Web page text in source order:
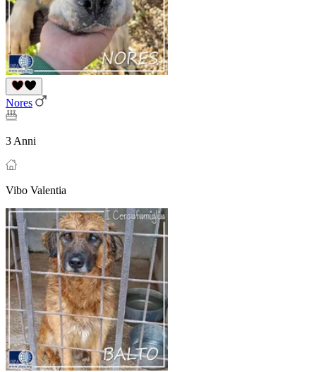
Nores
3 Anni
Vibo Valentia